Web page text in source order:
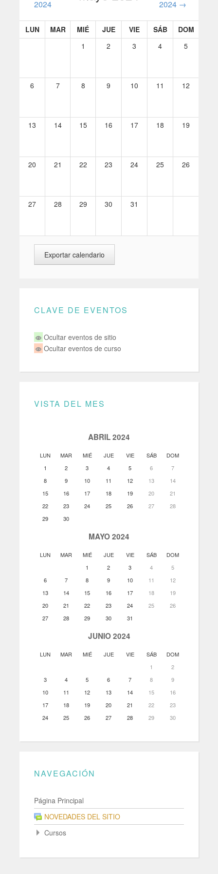
2024
2024 →
LUN MAR MIÉ JUE VIE SÁB
DOM
1
2 3 4 5
6 7 8 9 10 11 12
13 14 15 16 17 18 19
20 21 22 23 24 25 26
27 28 29 30 31
CLAVE DE EVENTOS
Ocultar eventos de sitio
Ocultar eventos de curso
VISTA DEL MES
ABRIL 2024
LUN MAR MIÉ JUE VIE SÁB
DOM
1
2 3 4 5 6
7
8
9 10 11 12 13
14
15
16 17 18 19 20
21
22
23 24 25 26 27
28
29
30
MAYO 2024
LUN MAR MIÉ JUE VIE SÁB
DOM
1
2 3 4
5
6
7 8 9 10 11
12
13
14 15 16 17 18
19
20
21 22 23 24 25
26
27
28 29 30 31
JUNIO 2024
LUN MAR MIÉ JUE VIE SÁB
DOM
1
2
3
4 5 6 7 8
9
10
11 12 13 14 15
16
17
18 19 20 21 22
23
24
25 26 27 28 29 30
NAVEGACIÓN
Página Principal
NOVEDADES DEL SITIO
Cursos